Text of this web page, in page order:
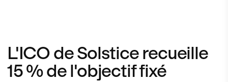
L'ICO de Solstice recueille
15 % de l'objectif fixé